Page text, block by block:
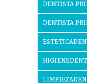
DENTISTA
DENTISTA